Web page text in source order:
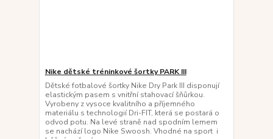
Nike dětské tréninkové šortky PARK III
Dětské fotbalové šortky Nike Dry Park III disponují
elastickým pasem s vnitřní stahovací šňůrkou.
Vyrobeny z vysoce kvalitního a příjemného
materiálu s technologií Dri-FIT, která se postará o
odvod potu. Na levé straně nad spodním lemem
se nachází logo Nike Swoosh. Vhodné na sport i